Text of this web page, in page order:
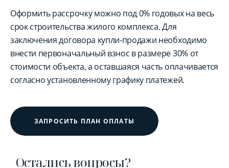
Оформить рассрочку можно под 0% годовых на весь
срок строительства жилого комплекса. Для
заключения договора купли-продажи необходимо
внести первоначальный взнос в размере 30% от
стоимости объекта, а оставшаяся часть оплачивается
согласно установленному графику платежей.
ЗАПРОСИТЬ ПЛАН ОПЛАТЫ
Остались вопросы?